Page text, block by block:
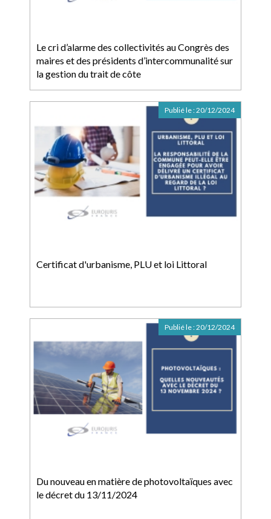
Le cri d’alarme des collectivités au Congrès des
maires et des présidents d’intercommunalité sur
la gestion du trait de côte
Certificat d'urbanisme, PLU et loi Littoral
Publié le :20/12/2024
Du nouveau en matière de photovoltaïques avec
le décret du 13/11/2024
Publié le :20/12/2024